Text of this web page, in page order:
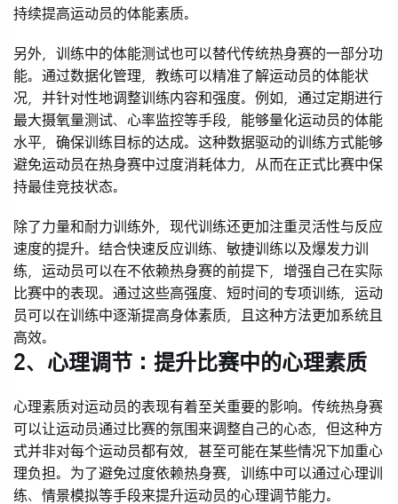
持续提高运动员的体能素质。
另外，训练中的体能测试也可以替代传统热身赛的一部分功
能。通过数据化管理，教练可以精准了解运动员的体能状
况，并针对性地调整训练内容和强度。例如，通过定期进行
最大摄氧量测试、心率监控等手段，能够量化运动员的体能
水平，确保训练目标的达成。这种数据驱动的训练方式能够
避免运动员在热身赛中过度消耗体力，从而在正式比赛中保
持最佳竞技状态。
除了力量和耐力训练外，现代训练还更加注重灵活性与反应
速度的提升。结合快速反应训练、敏捷训练以及爆发力训
练，运动员可以在不依赖热身赛的前提下，增强自己在实际
比赛中的表现。通过这些高强度、短时间的专项训练，运动
员可以在训练中逐渐提高身体素质，且这种方法更加系统且
高效。
2、心理调节：提升比赛中的心理素质
心理素质对运动员的表现有着至关重要的影响。传统热身赛
可以让运动员通过比赛的氛围来调整自己的心态，但这种方
式并非对每个运动员都有效，甚至可能在某些情况下加重心
理负担。为了避免过度依赖热身赛，训练中可以通过心理训
练、情景模拟等手段来提升运动员的心理调节能力。